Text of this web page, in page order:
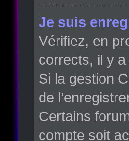
Je suis
Vérifiez, en
corrects, il y
Si la gestion
de
Certains
compte soit